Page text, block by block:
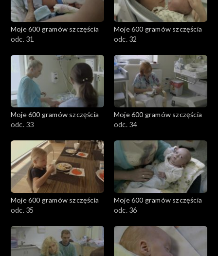
Moje 600 gramów szczęścia
odc. 31
Moje 600 gramów szczęścia
odc. 32
Moje 600 gramów szczęścia
odc. 33
Moje 600 gramów szczęścia
odc. 34
Moje 600 gramów szczęścia
odc. 35
Moje 600 gramów szczęścia
odc. 36